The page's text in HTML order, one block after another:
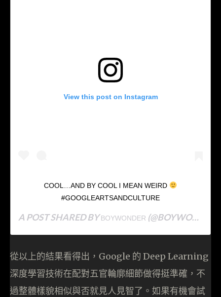
View this post on Instagram
COOL…AND BY COOL I MEAN WEIRD
#GOOGLEARTSANDCULTURE
A POST SHARED BYBOYWONDER (@BOYWONDERROCKS) ON
從以上的結果看得出，Google 的 Deep Learning
深度學習技術在配對五官輪廓細節做得挺準確，不
過整體樣貌相似與否就見人見智了。如果有機會試